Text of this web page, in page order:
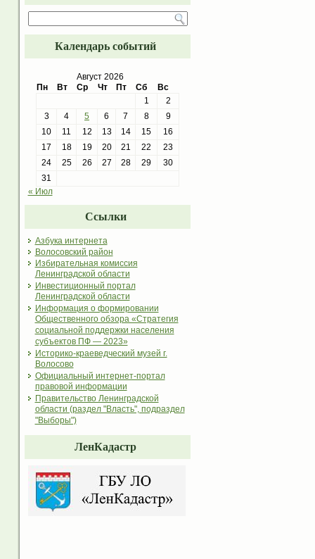
Календарь событий
Август 2026
Пн
Вт Ср Чт Пт Сб
Вс
1
2
3
4 5 6 7 8
9
10
11 12 13 14 15
16
17
18 19 20 21 22
23
24
25 26 27 28 29
30
31
« Июл
Ссылки
Азбука интернета
Волосовский район
Избирательная комиссия
Ленинградской области
Инвестиционный портал
Ленинградской области
Информация о формировании
Общественного обзора «Стратегия
социальной поддержки населения
субъектов ПФ — 2023»
Историко-краеведческий музей г.
Волосово
Официальный интернет-портал
правовой информации
Правительство Ленинградской
области (раздел "Власть", подраздел
"Выборы")
ЛенКадастр